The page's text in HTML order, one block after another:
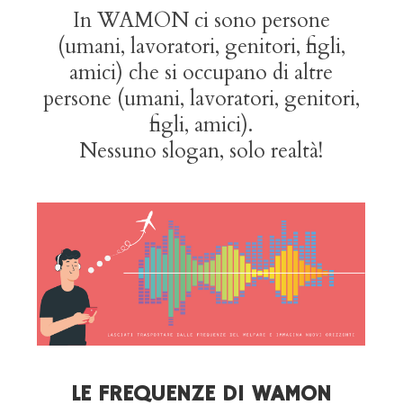
In WAMON ci sono persone
(umani, lavoratori, genitori, figli,
amici) che si occupano di altre
persone (umani, lavoratori, genitori,
figli, amici).
Nessuno slogan, solo realtà!
LE FREQUENZE DI WAMON